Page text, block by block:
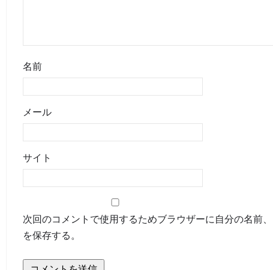
名前
メール
サイト
次回のコメントで使用するためブラウザーに自分の名前
を保存する。